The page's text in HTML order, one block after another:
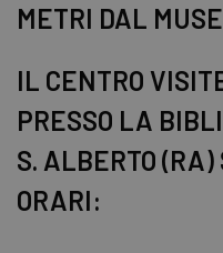
METRI DAL
IL CENTRO
PRESSO LA
S. ALBERTO (RA)
ORARI: